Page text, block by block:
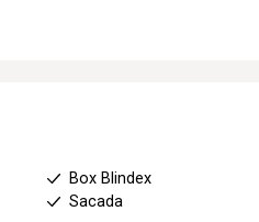
Box Blindex
Sacada